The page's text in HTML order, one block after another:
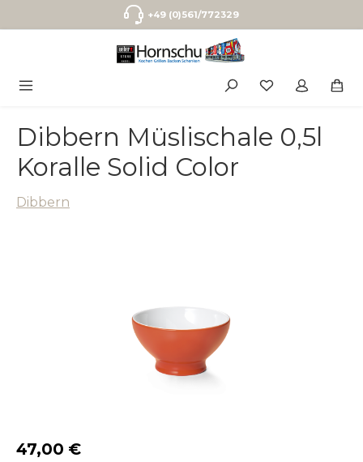
Zum Hauptinhalt springen+49 (0)561/772329
Dibbern Müslischale 0,5l
Koralle Solid Color
Dibbern
Regulärer Preis:
47,00 €